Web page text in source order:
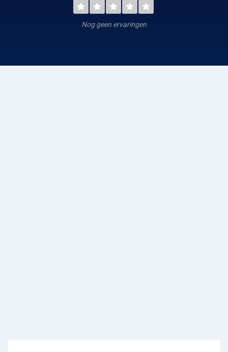
Nog geen ervaringen